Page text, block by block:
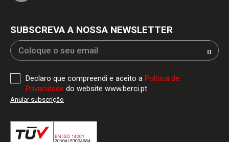
SUBSCREVA A NOSSA NEWSLETTER
Declaro que compreendi e aceito a Política de
Privacidade do website www.berci.pt
Anular subscrição